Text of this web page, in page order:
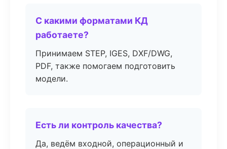
С какими форматами КД
работаете?
Принимаем STEP, IGES, DXF/DWG,
PDF, также помогаем подготовить
модели.
Есть ли контроль качества?
Да, ведём входной, операционный и